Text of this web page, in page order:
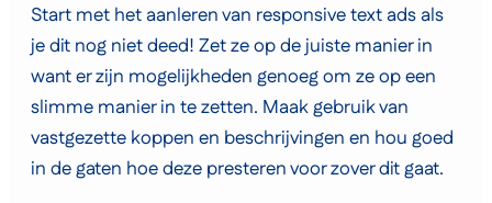
Start met het aanleren van responsive text ads als
je dit nog niet deed! Zet ze op de juiste manier in
want er zijn mogelijkheden genoeg om ze op een
slimme manier in te zetten. Maak gebruik van
vastgezette koppen en beschrijvingen en hou goed
in de gaten hoe deze presteren voor zover dit gaat.